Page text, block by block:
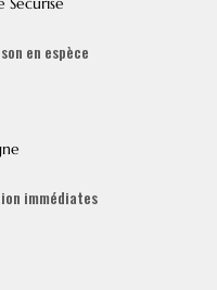
en espèce
immédiates